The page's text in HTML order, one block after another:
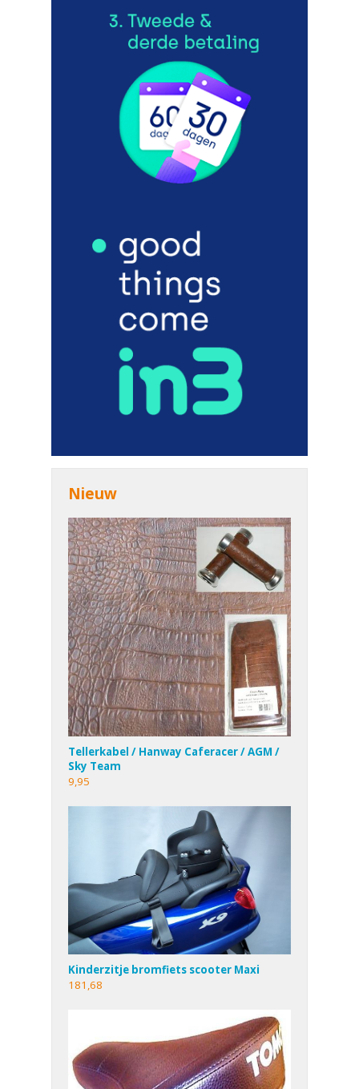
Nieuw
Tellerkabel / Hanway Caferacer / AGM /
Sky Team
9,95
Kinderzitje bromfiets scooter Maxi
181,68